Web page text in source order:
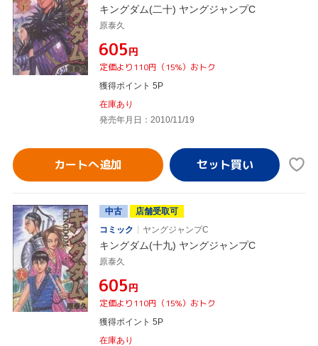
キングダム(二十) ヤングジャンプC
原泰久
¥605円
定価より110円（15%）おトク
獲得ポイント 5P
在庫あり
発売年月日：2010/11/19
カートへ追加
中古
店舗受取可
コミック
ヤングジャンプC
キングダム(十九) ヤングジャンプC
原泰久
¥605円
定価より110円（15%）おトク
獲得ポイント 5P
在庫あり